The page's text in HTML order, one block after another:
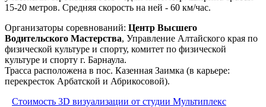
15-20 метров. Средняя скорость на ней - 60 км/час.
Организаторы соревнований: Центр Высшего
Водительского Мастерства, Управление Алтайского края по
физической культуре и спорту, комитет по физической
культуре и спорту г. Барнаула.
Трасса расположена в пос. Казенная Заимка (в карьере:
перекресток Арбатской и Абрикосовой).
Стоимость 3D визуализации от студии Мультиплекс